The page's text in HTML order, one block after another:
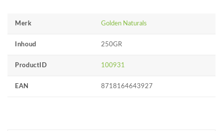
Merk Golden Naturals
Inhoud 250GR
ProductID 100931
EAN 8718164643927